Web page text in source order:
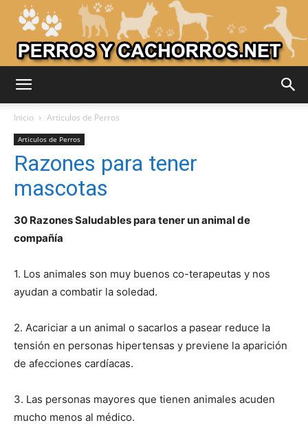
Perros
–
Razas
de
Perros
Inicio Articulos de Perros
Articulos de Perros
Razones para tener
mascotas
30 Razones Saludables para tener un animal de
compañía
1. Los animales son muy buenos co-terapeutas y nos
ayudan a combatir la soledad.
2. Acariciar a un animal o sacarlos a pasear reduce la
tensión en personas hipertensas y previene la aparición
de afecciones cardíacas.
3. Las personas mayores que tienen animales acuden
mucho menos al médico.